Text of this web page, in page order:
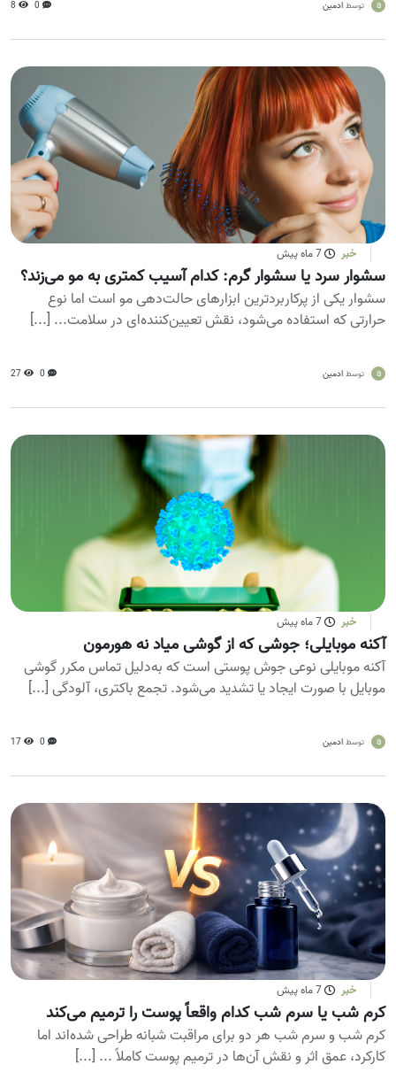
a توسط ادمین 0
8
خبر 7 ماه پیش
سشوار سرد یا سشوار گرم: کدام آسیب کمتری به مو می‌زند؟
سشوار یکی از پرکاربردترین ابزارهای حالت‌دهی مو است اما نوع
حرارتی که استفاده می‌شود، نقش تعیین‌کننده‌ای در سلامت... [...]
a توسط ادمین 0
27
خبر 7 ماه پیش
آکنه موبایلی؛ جوشی که از گوشی میاد نه هورمون
آکنه موبایلی نوعی جوش پوستی است که به‌دلیل تماس مکرر گوشی
موبایل با صورت ایجاد یا تشدید می‌شود. تجمع باکتری، آلودگی [...]
a توسط ادمین 0
17
خبر 7 ماه پیش
کرم شب یا سرم شب کدام واقعاً پوست را ترمیم می‌کند
کرم شب و سرم شب هر دو برای مراقبت شبانه طراحی شده‌اند اما
کارکرد، عمق اثر و نقش آن‌ها در ترمیم پوست کاملاً ... [...]